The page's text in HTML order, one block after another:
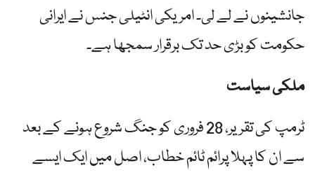
جانشینوں نے لے لی۔ امریکی انٹیلی جنس نے ایرانی
حکومت کو بڑی حد تک برقرار سمجھا ہے۔
ملکی سیاست
ٹرمپ کی تقریر، 28 فروری کو جنگ شروع ہونے کے بعد
سے ان کا پہلا پرائم ٹائم خطاب، اصل میں ایک ایسے